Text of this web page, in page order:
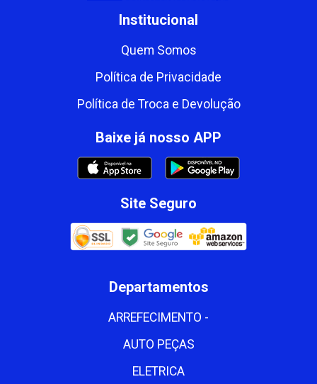
Institucional
Quem Somos
Política de Privacidade
Política de Troca e Devolução
Baixe já nosso APP
Site Seguro
Departamentos
ARREFECIMENTO -
AUTO PEÇAS
ELETRICA